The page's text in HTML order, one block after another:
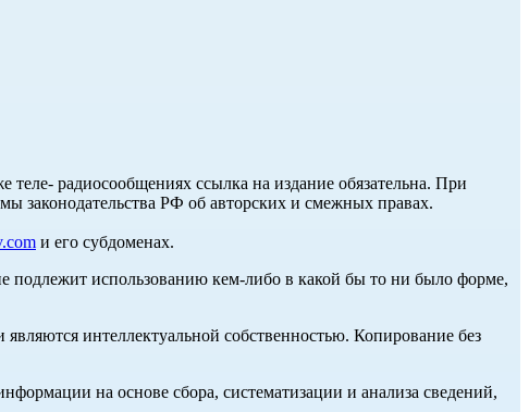
теле- радиосообщениях ссылка на издание обязательна. При
законодательства РФ об авторских и смежных правах.
и его субдоменах.
подлежит использованию кем-либо в какой бы то ни было форме,
интеллектуальной собственностью. Копирование без
на основе сбора, систематизации и анализа сведений,